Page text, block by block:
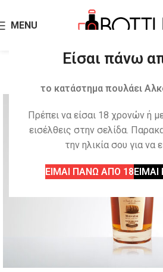
Είσαι πάνω
το κατάστημα πουλάει
Πρέπει να είσαι 18 χρονών ή
εισέλθεις στην σελίδα.
την ηλικία σου για να
ΕΙΜΑΙ ΠΑΝΩ ΑΠΟ 18
MENU